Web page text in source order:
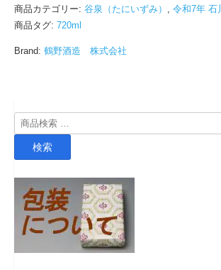
商品カテゴリー: 谷泉（たにいずみ） 令和7年 石
商品タグ: 720ml
Brand: 鶴野酒造 株式会社
検
索
検索